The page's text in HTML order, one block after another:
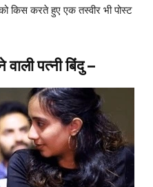
किस करते हुए एक तस्वीर भी पोस्ट
पत्नी बिंदु–